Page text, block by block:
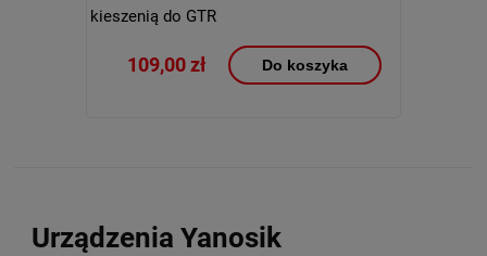
kieszenią do GTR
109,00 zł Do koszyka
Urządzenia Yanosik